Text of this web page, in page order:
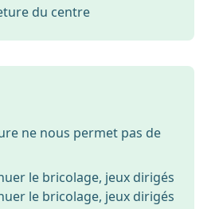
du centre
ne nous permet pas de
le bricolage, jeux dirigés
le bricolage, jeux dirigés